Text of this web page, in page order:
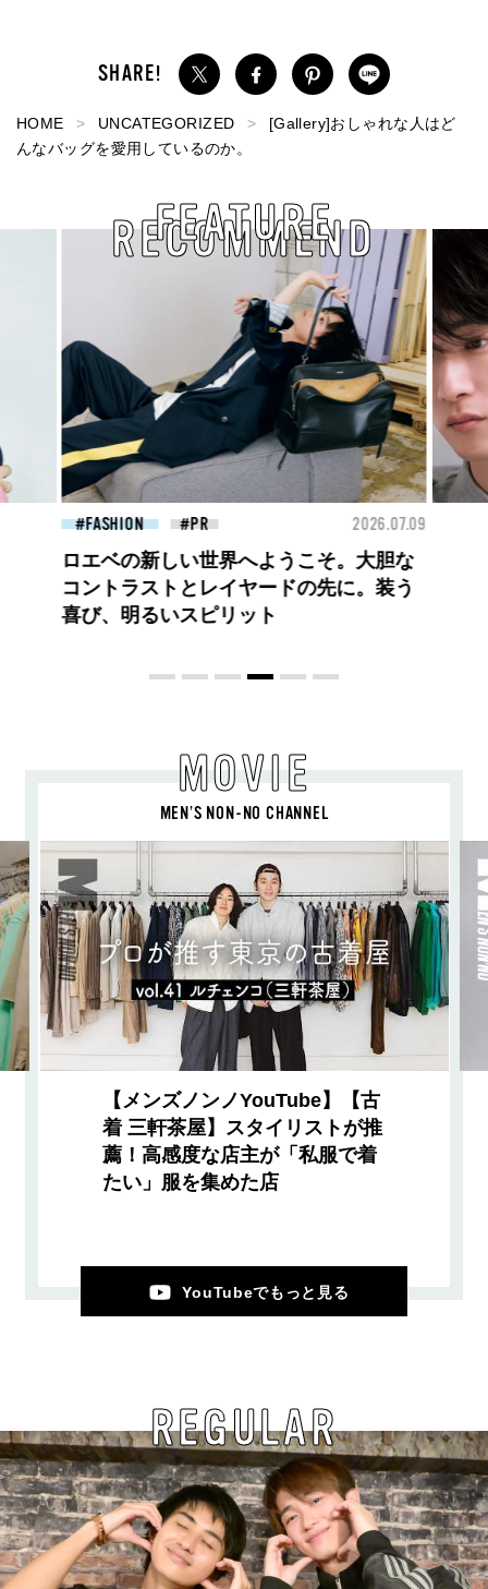
HOME UNCATEGORIZED
[Gallery]おしゃれな人はど
んなバッグを愛用しているのか。
RECOMMEND
FEATURE
FASHION 2026.07.09
高橋璃央と、ジュエッテの出会い。夏の
定番、ピンクゴールドが印象的
な“SUMMER PINK”［meets Jouete!
MOVIE
MEN’S NON-NO CHANNEL
【メンズノンノYouTube】【古
着 三軒茶屋】スタイリストが推
薦！高感度な店主が「私服で着
たい」服を集めた店
YouTubeでもっと見る
REGULAR